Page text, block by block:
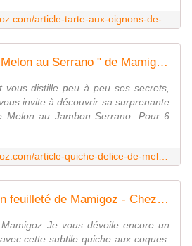
Quiche " Délice de Melon au Serrano " de Mamigoz - Chez Mamigoz
vous distille peu à peu ses secrets,
invite à découvrir sa surprenante
Melon au Jambon Serrano. Pour 6
Délice de coques en feuilleté de Mamigoz - Chez Mamigoz
Je vous dévoile encore un
cette subtile quiche aux coques.